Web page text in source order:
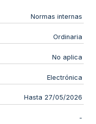
Normas internas
Ordinaria
No aplica
Electrónica
Hasta 27/05/2026
-